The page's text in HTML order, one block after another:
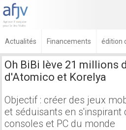
Actualités Financements édition
Oh BiBi lève 21 millions
d'Atomico et Korelya
Objectif : créer des jeux
et séduisants en s'inspirant
consoles et PC du monde